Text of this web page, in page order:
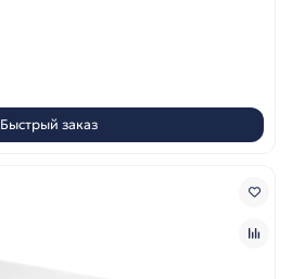
Быстрый заказ